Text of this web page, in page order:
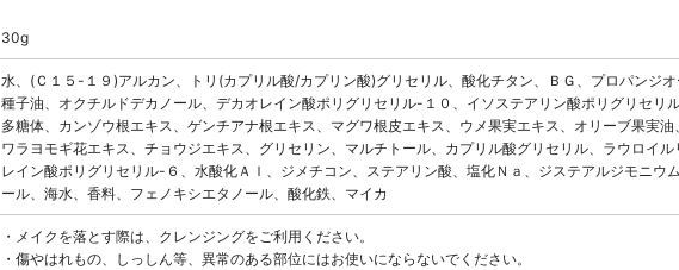
30g
水、(Ｃ１５-１９)アルカン、トリ(カプリル酸/カプリン酸)グリセリル、酸化チタン、ＢＧ、プロパンジ
種子油、オクチルドデカノール、デカオレイン酸ポリグリセリル-１０、イソステアリン酸ポリグリセ
多糖体、カンゾウ根エキス、ゲンチアナ根エキス、マグワ根皮エキス、ウメ果実エキス、オリーブ果実
ワラヨモギ花エキス、チョウジエキス、グリセリン、マルチトール、カプリル酸グリセリル、ラウロイ
レイン酸ポリグリセリル-６、水酸化Ａｌ、ジメチコン、ステアリン酸、塩化Ｎａ、ジステアルジモニウ
ール、海水、香料、フェノキシエタノール、酸化鉄、マイカ
・メイクを落とす際は、クレンジングをご利用ください。
・傷やはれもの、しっしん等、異常のある部位にはお使いにならないでください。